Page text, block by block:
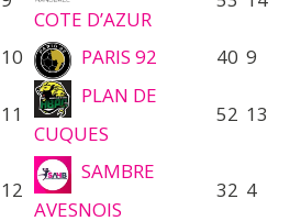
COTE D’AZUR
10 PARIS 92 40 9
11
PLAN DE
CUQUES
52 13
12
SAMBRE
AVESNOIS
32 4